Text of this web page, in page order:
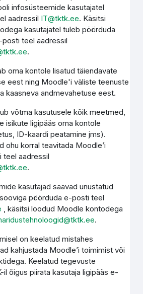
infosüsteemide kasutajatel
aadressil IT@tktk.ee. Käsitsi
kasutajatel tuleb pöörduda
teel aadressil
.
oma kontole lisatud täiendavate
eest ning Moodle'i väliste teenuste
kaasneva andmevahetuse eest.
võtma kasutusele kõik meetmed,
isikute ligipääs oma kontole
ID-kaardi peatamine jms).
ohu korral teavitada Moodle’i
teel aadressil
.
kasutajad saavad unustatud
pöörduda e-posti teel
, käsitsi loodud Moodle kontodega
.
on keelatud mistahes
kahjustada Moodle’i toimimist või
Keelatud tegevuste
õigus piirata kasutaja ligipääs e-